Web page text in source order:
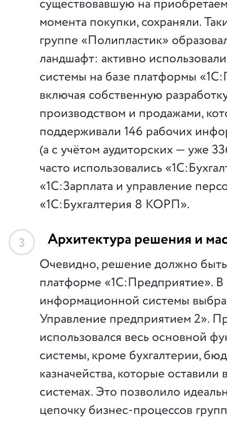
существовавшую на
момента покупки, сохраняли.
группе «Полипластик»
ландшафт: активно
системы на базе платформы
включая собственную
производством и продажами,
поддерживали 146 рабочих
(а с учётом аудиторских — уже
часто использовались
«1С:Зарплата и управление
«1С:Бухгалтерия 8 КОРП».
3 Архитектура решения и
Очевидно, решение должно
платформе «1С:Предприятие». В
информационной системы
Управление предприятием 2».
использовался весь основной
системы, кроме бухгалтерии,
казначейства, которые оставили
системах. Это позволило
цепочку бизнес-процессов